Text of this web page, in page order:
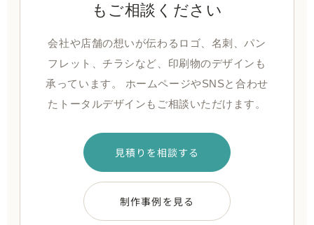
もご相談ください
会社や店舗の想いが伝わるロゴ、名刺、パン
フレット、チラシなど、印刷物のデザインも
承っています。 ホームページやSNSと合わせ
たトータルデザインもご相談いただけます。
見積りを相談する
制作事例を見る